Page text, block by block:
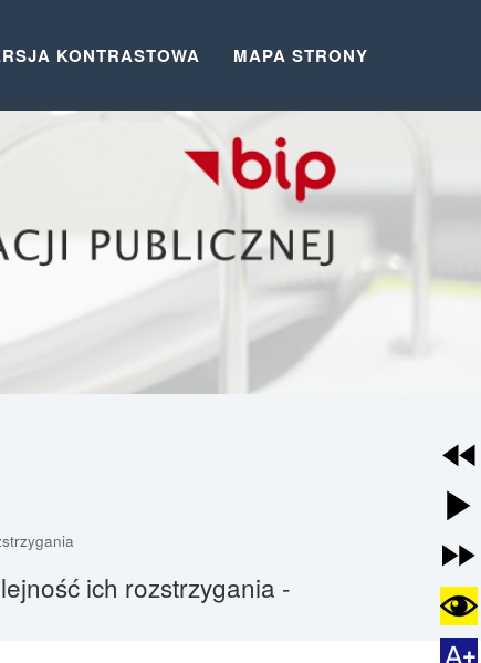
KONTRASTOWA MAPA STRONY
ich rozstrzygania -